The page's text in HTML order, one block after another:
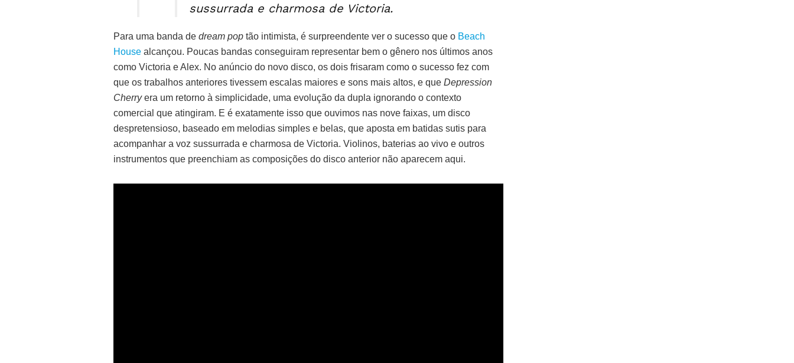
sussurrada e charmosa de Victoria.
Para uma banda de dream pop tão intimista, é surpreendente ver o sucesso que o Beach
House alcançou. Poucas bandas conseguiram representar bem o gênero nos últimos anos
como Victoria e Alex. No anúncio do novo disco, os dois frisaram como o sucesso fez com
que os trabalhos anteriores tivessem escalas maiores e sons mais altos, e que Depression
Cherryera um retorno à simplicidade, uma evolução da dupla ignorando o contexto
comercial que atingiram. E é exatamente isso que ouvimos nas nove faixas, um disco
despretensioso, baseado em melodias simples e belas, que aposta em batidas sutis para
acompanhar a voz sussurrada e charmosa de Victoria. Violinos, baterias ao vivo e outros
instrumentos que preenchiam as composições do disco anterior não aparecem aqui.